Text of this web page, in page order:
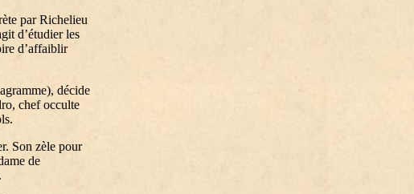
par Richelieu
d’étudier les
d’affaiblir
décide
chef occulte
Son zèle pour
de